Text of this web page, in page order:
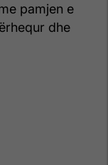
pamjen e
dhe